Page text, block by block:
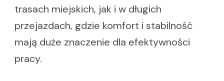
trasach miejskich, jak i w długich
przejazdach, gdzie komfort i stabilność
mają duże znaczenie dla efektywności
pracy.